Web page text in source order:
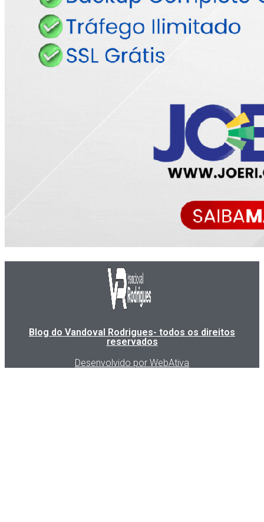
Blog do Vandoval Rodrigues- todos os direitos
reservados
Desenvolvido por WebAtiva